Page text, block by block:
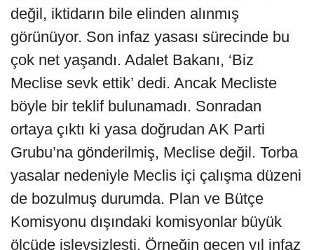
değil, iktidarın bile elinden alınmış
görünüyor. Son infaz yasası sürecinde bu
çok net yaşandı. Adalet Bakanı, ‘Biz
Meclise sevk ettik’ dedi. Ancak Mecliste
böyle bir teklif bulunamadı. Sonradan
ortaya çıktı ki yasa doğrudan AK Parti
Grubu’na gönderilmiş, Meclise değil. Torba
yasalar nedeniyle Meclis içi çalışma düzeni
de bozulmuş durumda. Plan ve Bütçe
Komisyonu dışındaki komisyonlar büyük
ölçüde işlevsizleşti. Örneğin geçen yıl infaz